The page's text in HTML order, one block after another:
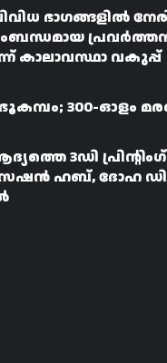
ഭാഗങ്ങളിൽ
കാലാവസ്ഥാ വകുപ്പ്
300-ഓളം
3ഡി
ഹബ്, ദോഹ